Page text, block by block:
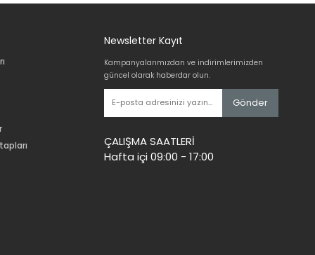
Newsletter Kayıt
Kampanyalarımızdan ve indirimlerimizden
güncel olarak haberdar olun.
Gönder
ÇALIŞMA SAATLERİ
Hafta içi 09:00 - 17:00